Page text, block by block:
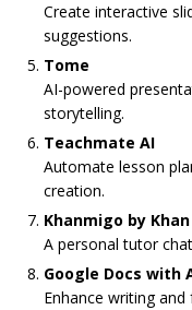
Create interactive
suggestions.
Tome
AI-powered
storytelling.
Teachmate AI
Automate lesson
creation.
Khanmigo by
A personal tutor
Google Docs with
Enhance writing